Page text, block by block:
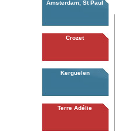
Amsterdam, St Paul
Crozet
Kerguelen
Terre Adélie